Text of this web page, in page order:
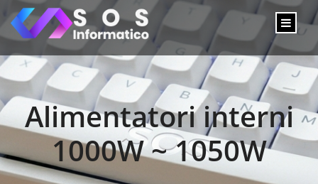
Alimentatori interni
1000W ~ 1050W